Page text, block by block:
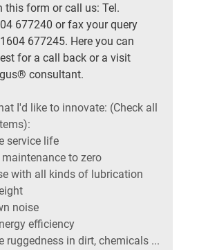
this form or call us: Tel.
677240 or fax your query
677245. Here you can
for a call back or a visit
consultant.
I'd like to innovate: (Check all
service life
maintenance to zero
with all kinds of lubrication
noise
efficiency
ruggedness in dirt, chemicals ...